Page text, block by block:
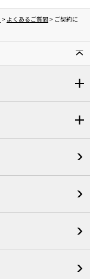
> よくあるご質問> ご契約に